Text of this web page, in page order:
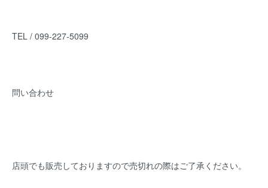
TEL / 099-227-5099
問い合わせ
店頭でも販売しておりますので売切れの際はご了承ください。